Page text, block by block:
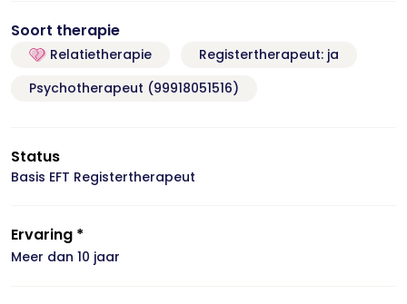
Soort therapie
Relatietherapie
Registertherapeut: ja
Psychotherapeut (99918051516)
Status
Basis EFT Registertherapeut
Ervaring *
Meer dan 10 jaar